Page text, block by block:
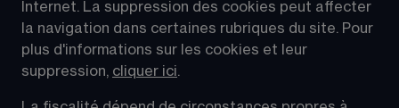
Internet. La suppression des cookies peut affecter
la navigation dans certaines rubriques du site. Pour
plus d'informations sur les cookies et leur
suppression, cliquer ici.